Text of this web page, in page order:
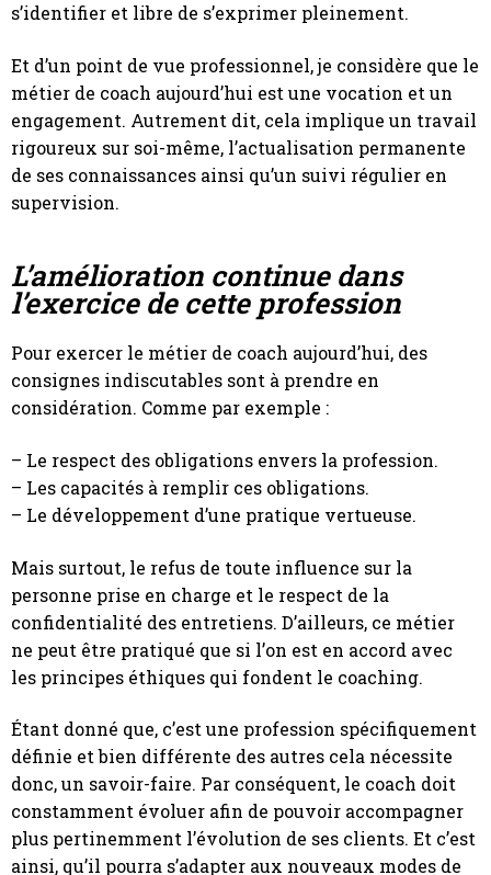
s’identifier et libre de s’exprimer pleinement.
Et d’un point de vue professionnel, je considère que le
métier de coach aujourd’hui est une vocation et un
engagement. Autrement dit, cela implique un travail
rigoureux sur soi-même, l’actualisation permanente
de ses connaissances ainsi qu’un suivi régulier en
supervision.
L’amélioration continue dans
l’exercice de cette profession
Pour exercer le métier de coach aujourd’hui, des
consignes indiscutables sont à prendre en
considération. Comme par exemple :
– Le respect des obligations envers la profession.
– Les capacités à remplir ces obligations.
– Le développement d’une pratique vertueuse.
Mais surtout, le refus de toute influence sur la
personne prise en charge et le respect de la
confidentialité des entretiens. D’ailleurs, ce métier
ne peut être pratiqué que si l’on est en accord avec
les principes éthiques qui fondent le coaching.
Étant donné que, c’est une profession spécifiquement
définie et bien différente des autres cela nécessite
donc, un savoir-faire. Par conséquent, le coach doit
constamment évoluer afin de pouvoir accompagner
plus pertinemment l’évolution de ses clients. Et c’est
ainsi, qu’il pourra s’adapter aux nouveaux modes de